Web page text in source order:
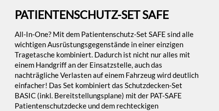
PATIENTENSCHUTZ-SET SAFE
All-In-One? Mit dem Patientenschutz-Set SAFE sind alle
wichtigen Ausrüstungsgegenstände in einer einzigen
Tragetasche kombiniert. Dadurch ist nicht nur alles mit
einem Handgriff an der Einsatzstelle, auch das
nachträgliche Verlasten auf einem Fahrzeug wird deutlich
einfacher! Das Set kombiniert das Schutzdecken-Set
BASIC (inkl. Bereitstellungsplane) mit der PAT-SAFE
Patientenschutzdecke und dem rechteckigen